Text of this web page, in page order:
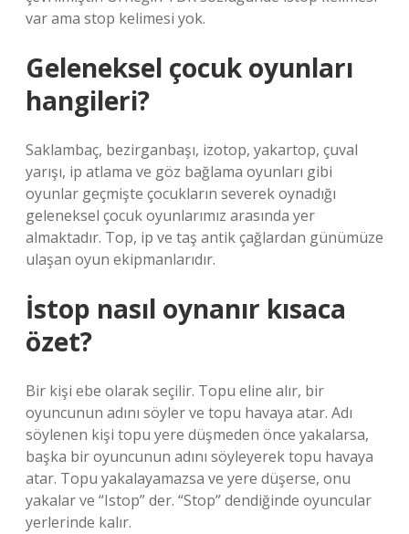
var ama stop kelimesi yok.
Geleneksel çocuk oyunları
hangileri?
Saklambaç, bezirganbaşı, izotop, yakartop, çuval
yarışı, ip atlama ve göz bağlama oyunları gibi
oyunlar geçmişte çocukların severek oynadığı
geleneksel çocuk oyunlarımız arasında yer
almaktadır. Top, ip ve taş antik çağlardan günümüze
ulaşan oyun ekipmanlarıdır.
İstop nasıl oynanır kısaca
özet?
Bir kişi ebe olarak seçilir. Topu eline alır, bir
oyuncunun adını söyler ve topu havaya atar. Adı
söylenen kişi topu yere düşmeden önce yakalarsa,
başka bir oyuncunun adını söyleyerek topu havaya
atar. Topu yakalayamazsa ve yere düşerse, onu
yakalar ve “Istop” der. “Stop” dendiğinde oyuncular
yerlerinde kalır.